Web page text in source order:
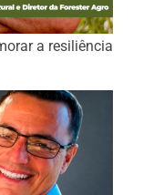
a resiliência